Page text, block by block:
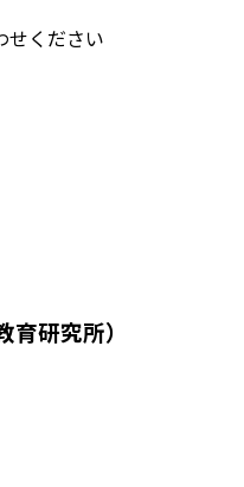
せください
研究所）